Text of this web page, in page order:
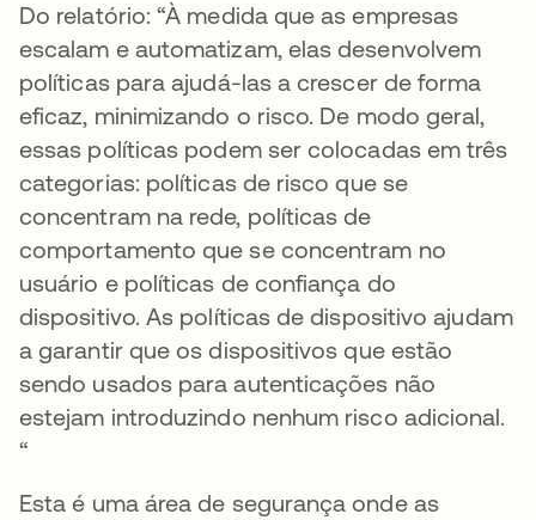
Do relatório: “À medida que as empresas
escalam e automatizam, elas desenvolvem
políticas para ajudá-las a crescer de forma
eficaz, minimizando o risco. De modo geral,
essas políticas podem ser colocadas em três
categorias: políticas de risco que se
concentram na rede, políticas de
comportamento que se concentram no
usuário e políticas de confiança do
dispositivo. As políticas de dispositivo ajudam
a garantir que os dispositivos que estão
sendo usados para autenticações não
estejam introduzindo nenhum risco adicional.
“
Esta é uma área de segurança onde as